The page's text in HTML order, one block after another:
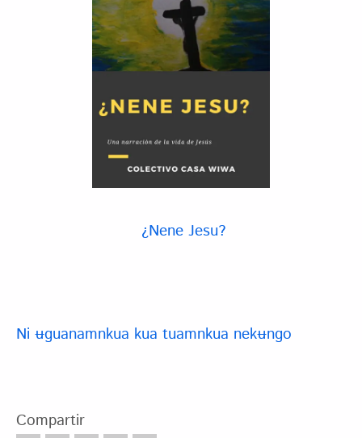
¿Nene Jesu?
Ni ʉguanamnkua kua tuamnkua nekʉngo
Compartir